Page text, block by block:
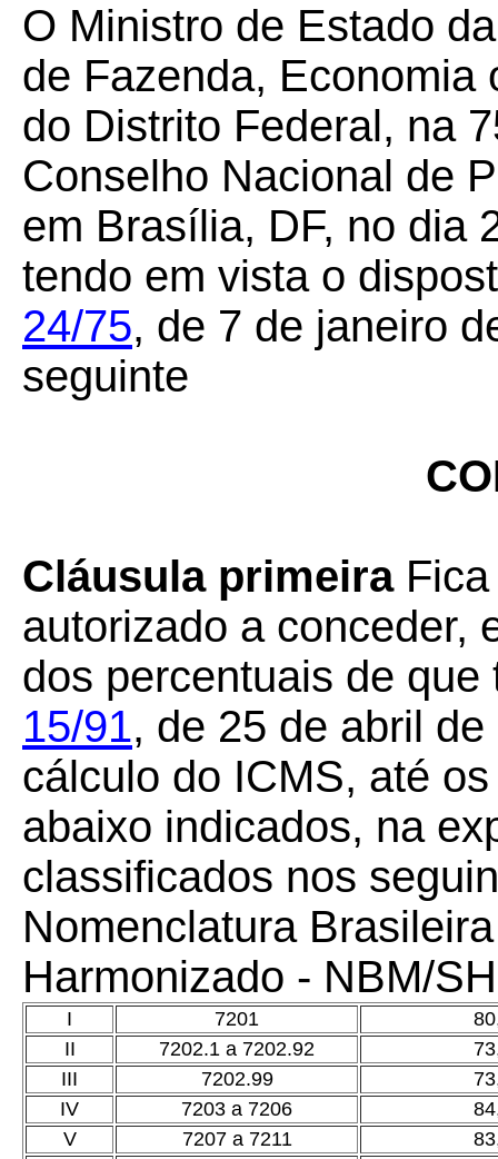
O Ministro de Estado
de Fazenda, Economia
do Distrito Federal, na
Conselho Nacional de
em Brasília, DF, no dia
tendo em vista o
24/75, de 7 de janeiro
seguinte
Cláusula primeiraFica
autorizado a conceder,
dos percentuais de
15/91, de 25 de abril
cálculo do ICMS, até
abaixo indicados, na
classificados nos
Nomenclatura
Harmonizado - NBM/
I 7201
II
7202.1 a 7202.92
III
7202.99
IV
7203 a 7206
V
7207 a 7211